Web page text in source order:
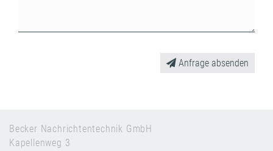
Anfrage absenden
Becker Nachrichtentechnik GmbH
Kapellenweg 3